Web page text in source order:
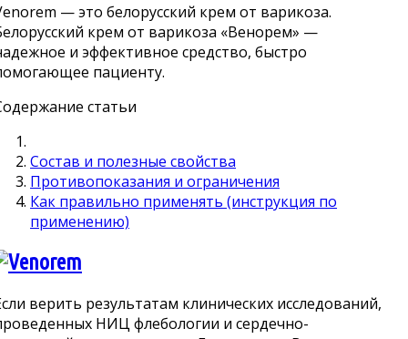
— это белорусский крем от варикоза.
крем от варикоза «Венорем» —
и эффективное средство, быстро
пациенту.
статьи
Состав и полезные свойства
Противопоказания и ограничения
Как правильно применять (инструкция по
применению)
верить результатам клинических исследований,
НИЦ флебологии и сердечно-